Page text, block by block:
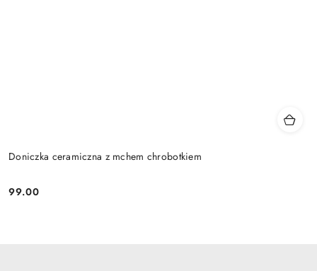
Doniczka ceramiczna z mchem chrobotkiem
Cena:
99.00